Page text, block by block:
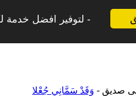
لتوفير افضل خدمة
صديق - وَقَدْ سَمَّانِي جُعْلا